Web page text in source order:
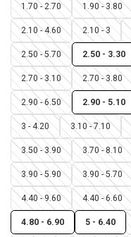
1.70 - 2.70 1.90 - 3.80
2.10 - 4.60 2.10 - 3
2.50 - 5.70 2.50 - 3.30
2.70 - 3.10 2.70 - 3.80
2.90 - 6.50 2.90 - 5.10
3 - 4.20 3.10 - 7.10
3.50 - 3.90 3.70 - 8.10
3.90 - 5.90 3.90 - 5.70
4.40 - 9.60 4.40 - 6.60
4.80 - 6.90 5 - 6.40